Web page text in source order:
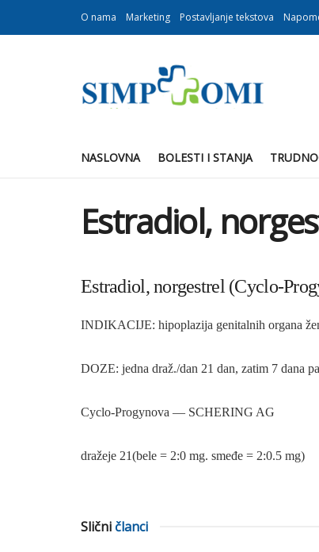
O nama Marketing Postavljanje tekstova
NASLOVNA BOLESTI I STANJA
Estradiol,
Estradiol, norgestrel (Cyclo-
INDIKACIJE: hipoplazija genitalnih organa
DOZE: jedna draž./dan 21 dan, zatim 7 dana
Cyclo-Progynova — SCHERING AG
dražeje 21(bele = 2:0 mg. smeđe = 2:0.5 mg)
Slični članci